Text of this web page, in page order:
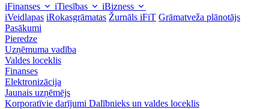
iFinanses iTiesības
iBizness
iVeidlapas iRokasgrāmatas Žurnāls iFiT Grāmatveža plānotājs
Pasākumi
Pieredze
Uzņēmuma vadība
Valdes loceklis
Finanses
Elektronizācija
Jaunais uzņēmējs
Korporatīvie darījumi Dalībnieks un valdes loceklis